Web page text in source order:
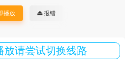
播放 报错
放请尝试切换线路